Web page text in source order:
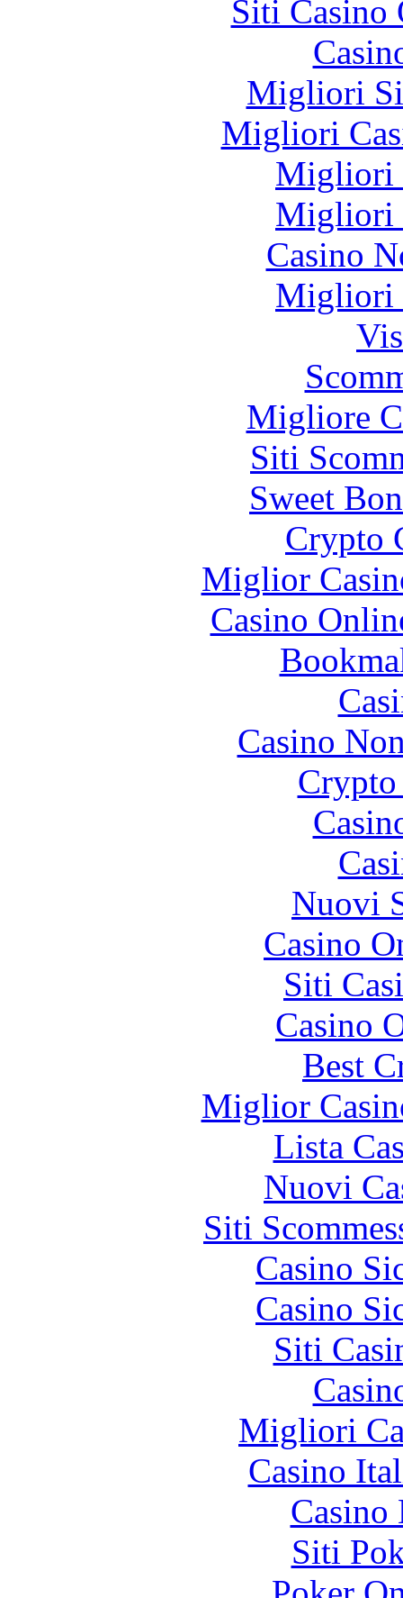
Siti Casino
Migliori
Migliori
Migliori
Migliori
Casino
Migliori
Migliore
Siti
Sweet
Crypto
Miglior
Casino
Casino
Nuovi
Casino
Siti
Casino
Best
Miglior
Lista
Nuovi
Siti
Casino
Casino
Siti
Migliori
Casino
Siti